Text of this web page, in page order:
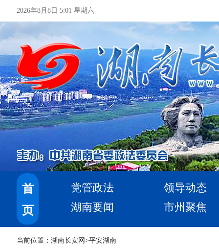
2026年8月8日 5:01 星期六
首
页
党管政法
领导动态
湖南要闻
市州聚焦
当前位置： 湖南长安网 >平安湖南